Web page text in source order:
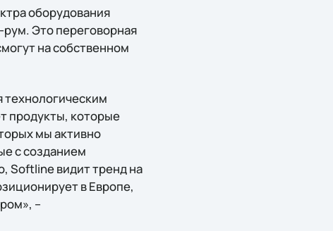
оборудования
Это переговорная
на собственном
технологическим
продукты, которые
мы активно
с созданием
Softline видит тренд на
в Европе,
–